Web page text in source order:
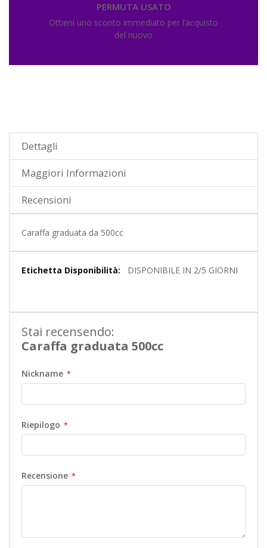
PERMUTA USATO
Ottieni uno sconto immediato per l’acquisto
del nuovo
Dettagli
Maggiori Informazioni
Recensioni
Caraffa graduata da 500cc
Maggiori
DISPONIBILE IN 2/5 GIORNI
Stai recensendo:
Caraffa graduata 500cc
Nickname
Riepilogo
Recensione